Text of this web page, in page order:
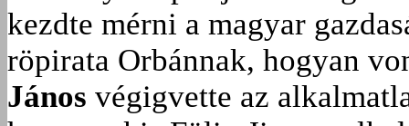
kezdte mérni a magyar
röpirata Orbánnak, hogyan
János végigvette az